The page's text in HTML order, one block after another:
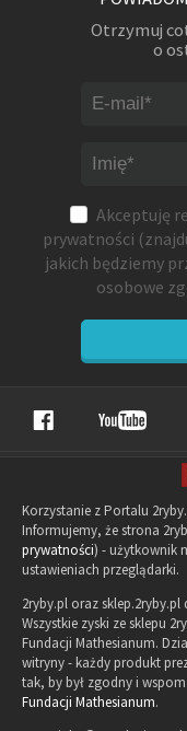
Otrzymuj
o
Akceptuję
prywatności
jakich będziemy
osobowe
Korzystanie z Portalu
Informujemy, że strona
prywatności) - użytkownik
ustawieniach przeglądarki.
2ryby.pl oraz
Wszystkie zyski ze sklepu
Fundacji Mathesianum.
witryny - każdy produkt
tak, by był zgodny i
Fundacji Mathesianum.